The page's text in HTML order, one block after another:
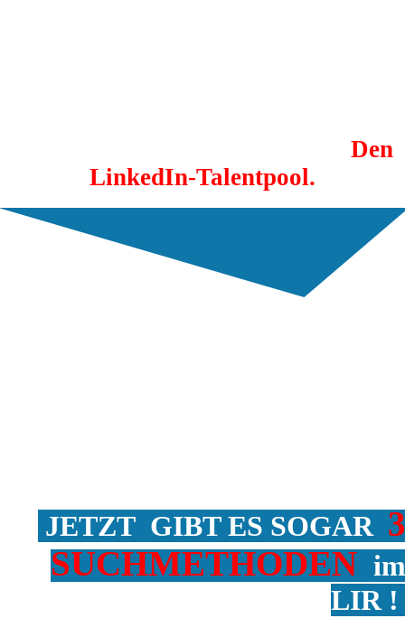
Den
LinkedIn-Talentpool.
JETZT GIBT ES SOGAR 3
SUCHMETHODEN im
LIR !